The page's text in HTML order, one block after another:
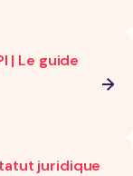
| Le guide
juridique